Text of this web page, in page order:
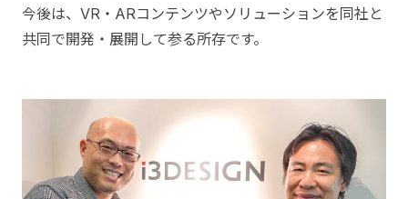
今後は、VR・ARコンテンツやソリューションを同社と
共同で開発・展開して参る所存です。